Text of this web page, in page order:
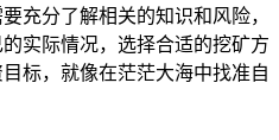
充分了解相关的知识和风险，
实际情况，选择合适的挖矿方
标，就像在茫茫大海中找准自